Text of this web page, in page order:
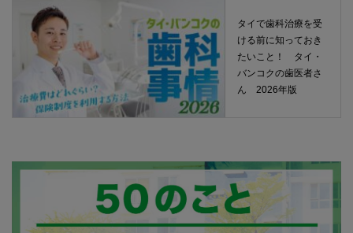
タイで歯科治療を受
ける前に知っておき
たいこと！ タイ・
バンコクの歯医者さ
ん 2026年版